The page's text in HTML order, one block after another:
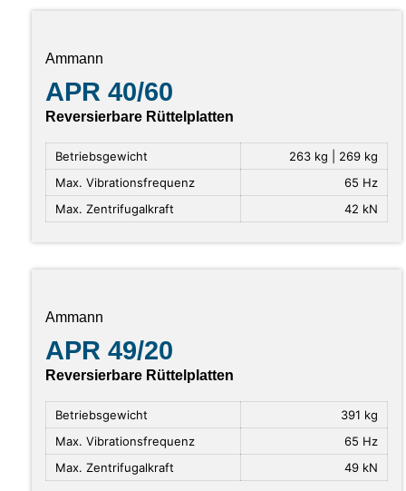
Ammann
APR 40/60
Reversierbare Rüttelplatten
Betriebsgewicht
263 kg | 269 kg
Max. Vibrationsfrequenz
65 Hz
Max. Zentrifugalkraft
42 kN
Ammann
APR 49/20
Reversierbare Rüttelplatten
Betriebsgewicht
391 kg
Max. Vibrationsfrequenz
65 Hz
Max. Zentrifugalkraft
49 kN